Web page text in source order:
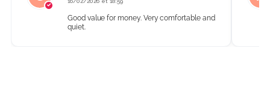
Good value for money. Very comfortable and
quiet.